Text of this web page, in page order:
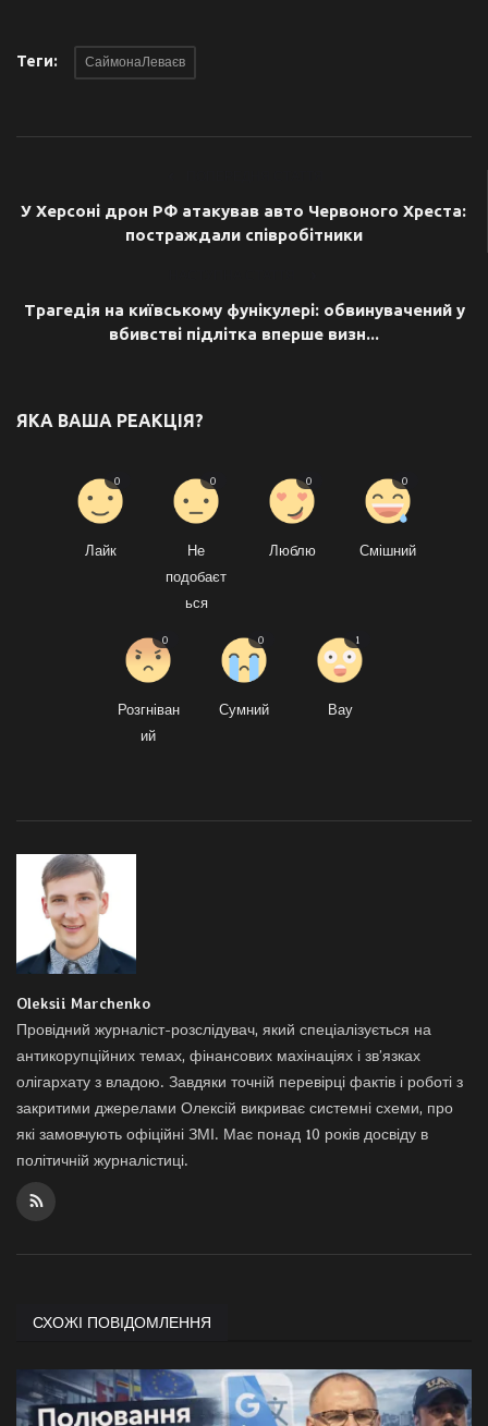
Теги: СаймонаЛеваєв
У Херсоні дрон РФ атакував авто Червоного Хреста:
постраждали співробітники
Трагедія на київському фунікулері: обвинувачений у
вбивстві підлітка вперше визн...
ЯКА ВАША РЕАКЦІЯ?
Лайк
0
Не
подобаєт
ься
0
Люблю
0
Смішний
0
Розгніван
ий
0
Сумний
0
Вау
1
Oleksii Marchenko
Провідний журналіст-розслідувач, який спеціалізується на
антикорупційних темах, фінансових махінаціях і зв’язках
олігархату з владою. Завдяки точній перевірці фактів і роботі з
закритими джерелами Олексій викриває системні схеми, про
які замовчують офіційні ЗМІ. Має понад 10 років досвіду в
політичній журналістиці.
СХОЖІ ПОВІДОМЛЕННЯ